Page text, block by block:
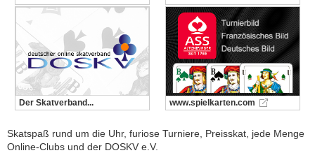
Der Skatverband... www.spielkarten.com
Skatspaß rund um die Uhr, furiose Turniere, Preisskat, jede Menge
Online-Clubs und der DOSKV e.V.